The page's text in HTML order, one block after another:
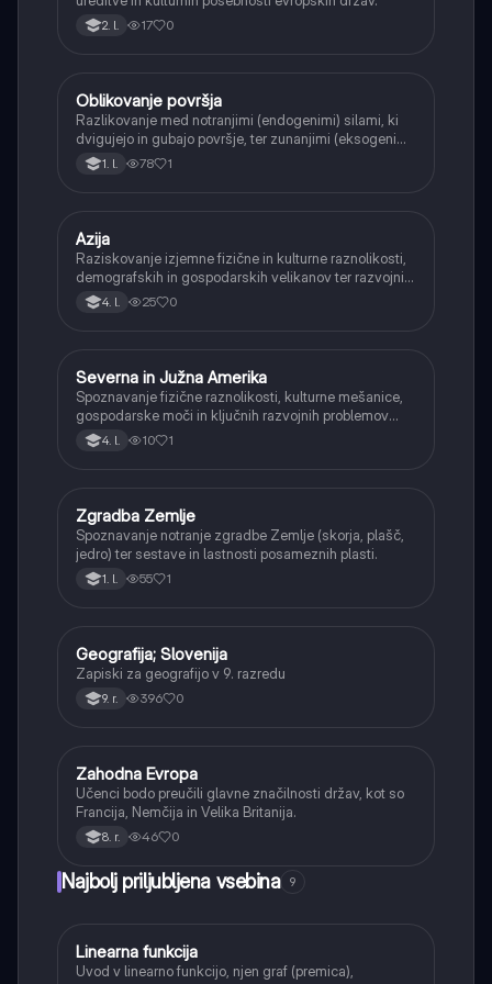
2. l. 17 0
Geografija
Oblikovanje površja
Razlikovanje med notranjimi (endogenimi) silami, ki
dvigujejo in gubajo površje, ter zunanjimi (eksogenimi)
silami, ki ga preoblikujejo (erozija, akumulacija).
1. l. 78 1
Geografija
Azija
Raziskovanje izjemne fizične in kulturne raznolikosti,
demografskih in gospodarskih velikanov ter razvojnih
razlik in geopolitičnega pomena Azije.
4. l. 25 0
Geografija
Severna in Južna Amerika
Spoznavanje fizične raznolikosti, kulturne mešanice,
gospodarske moči in ključnih razvojnih problemov
obeh Amerik.
4. l. 10 1
Geografija
Zgradba Zemlje
Spoznavanje notranje zgradbe Zemlje (skorja, plašč,
jedro) ter sestave in lastnosti posameznih plasti.
1. l. 55 1
Geografija
Geografija; Slovenija
Zapiski za geografijo v 9. razredu
9. r. 396 0
Geografija
Zahodna Evropa
Učenci bodo preučili glavne značilnosti držav, kot so
Francija, Nemčija in Velika Britanija.
8. r. 46 0
Najbolj priljubljena vsebina 9
Matematika
Linearna funkcija
Uvod v linearno funkcijo, njen graf (premica),